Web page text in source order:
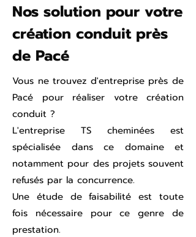
Nos solution pour votre
création conduit près
de Pacé
Vous ne trouvez d'entreprise près de
Pacé pour réaliser votre création
conduit ?
L'entreprise TS cheminées est
spécialisée dans ce domaine et
notamment pour des projets souvent
refusés par la concurrence.
Une étude de faisabilité est toute
fois nécessaire pour ce genre de
prestation.